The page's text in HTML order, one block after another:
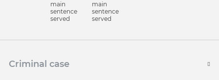
main
sentence
served
main
sentence
served
Criminal case